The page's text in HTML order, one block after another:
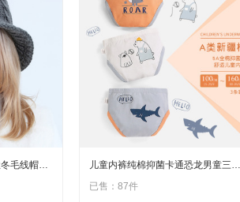
跨境女士新款麻花盆帽秋冬毛线帽学生针织帽时尚保暖防寒渔夫帽
儿童内裤纯棉抑菌卡通恐龙男童三角裤小童a类宝宝小男孩底裤批发
已售：87件